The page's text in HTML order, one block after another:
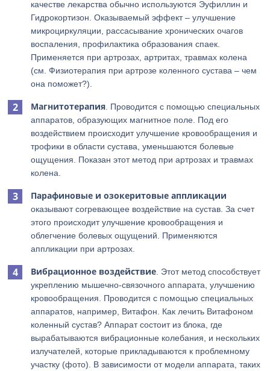
качестве лекарства обычно используются Эуфиллин и
Гидрокортизон. Оказываемый эффект – улучшение
микроциркуляции, рассасывание хронических очагов
воспаления, профилактика образования спаек.
Применяется при артрозах, артритах, травмах колена
(см. Физиотерапия при артрозе коленного сустава – чем
она поможет?).
Магнитотерапия . Проводится с помощью специальных
аппаратов, образующих магнитное поле. Под его
воздействием происходит улучшение кровообращения и
трофики в области сустава, уменьшаются болевые
ощущения. Показан этот метод при артрозах и травмах
колена.
Парафиновые и озокеритовые аппликации
оказывают согревающее воздействие на сустав. За счет
этого происходит улучшение кровообращения и
облегчение болевых ощущений. Применяются
аппликации при артрозах.
Вибрационное воздействие . Этот метод способствует
укреплению мышечно-связочного аппарата, улучшению
кровообращения. Проводится с помощью специальных
аппаратов, например, Витафон. Как лечить Витафоном
коленный сустав? Аппарат состоит из блока, где
вырабатываются вибрационные колебания, и нескольких
излучателей, которые прикладываются к проблемному
участку (фото). В зависимости от модели аппарата, таких